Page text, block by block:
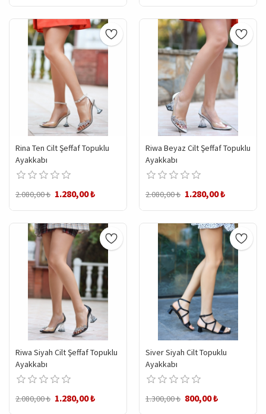
Rina Ten Cilt Şeffaf Topuklu
Ayakkabı
2.080,00 ₺ 1.280,00 ₺
Riwa Beyaz Cilt Şeffaf Topuklu
Ayakkabı
2.080,00 ₺ 1.280,00 ₺
Riwa Siyah Cilt Şeffaf Topuklu
Ayakkabı
2.080,00 ₺ 1.280,00 ₺
Siver Siyah Cilt Topuklu
Ayakkabı
1.300,00 ₺ 800,00 ₺